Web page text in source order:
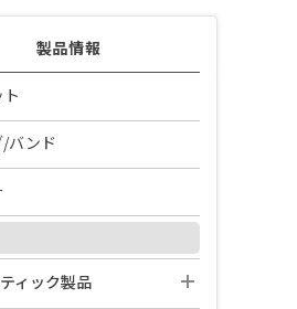
製品情報
ケット
リスタル
SL ブラケット​ ジニアス
SL
ラケット
リント Ⅱ メタルブラケ
ン ブラケット
メント
グ クリアアタッチメ
バンド
タデント チューリップ
チューブ
タデント バッカルチュ
メント
チタン ワイヤー
インアーチワイヤー Ti-
トラサーモ
ススチール ワイヤー
ィック製品